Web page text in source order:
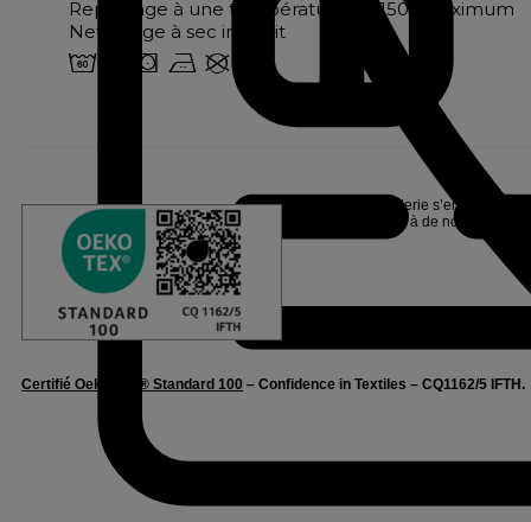
Repassage à une température de 150° maximum
Nettoyage à sec interdit
4 o s b U
Linvosges Hôtellerie s’engage
Oeko-Tex®, suite à de nombreux
Certifié Oeko-Tex® Standard 100 – Confidence in Textiles – CQ1162/5 IFTH.